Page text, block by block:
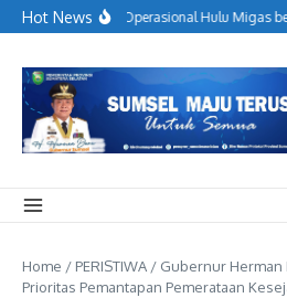
Lewati ke konten
Hot NewsMenjaga Operasional Hulu Migas
Home / PERISTIWA / Gubernur Herman
Prioritas Pemantapan Pemerataan